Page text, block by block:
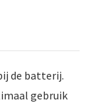
de batterij.
gebruik